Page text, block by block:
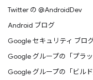
Twitter の @AndroidDev
Android ブログ
Google セキュリティ ブロ
Google グループの「プラ
Google グループの「ビル